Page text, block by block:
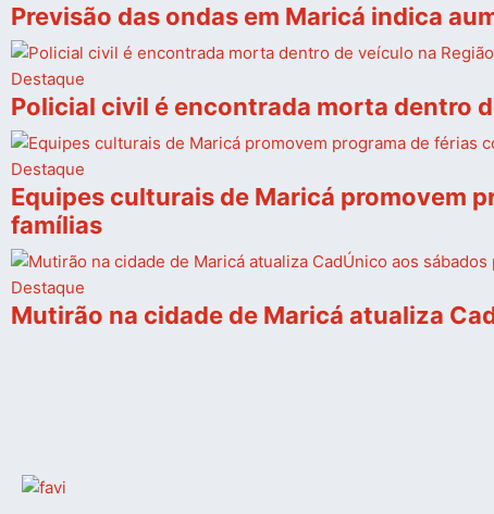
Previsão das ondas em Maricá indica
Destaque
Policial civil é encontrada morta dentro
Destaque
Equipes culturais de Maricá promovem
famílias
Destaque
Mutirão na cidade de Maricá atualiza